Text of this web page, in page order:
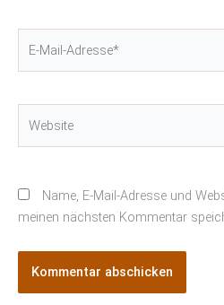
Name, E-Mail-Adresse und
meinen nächsten Kommentar